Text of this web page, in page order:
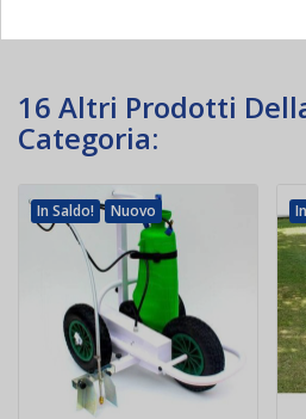
16 Altri Prodotti
Categoria:
In Saldo! Nuovo